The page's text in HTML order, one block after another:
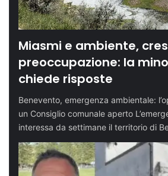
Miasmi e ambiente,
preoccupazione: la
chiede risposte
Benevento, emergenza ambientale:
un Consiglio comunale aperto
interessa da settimane il territorio di